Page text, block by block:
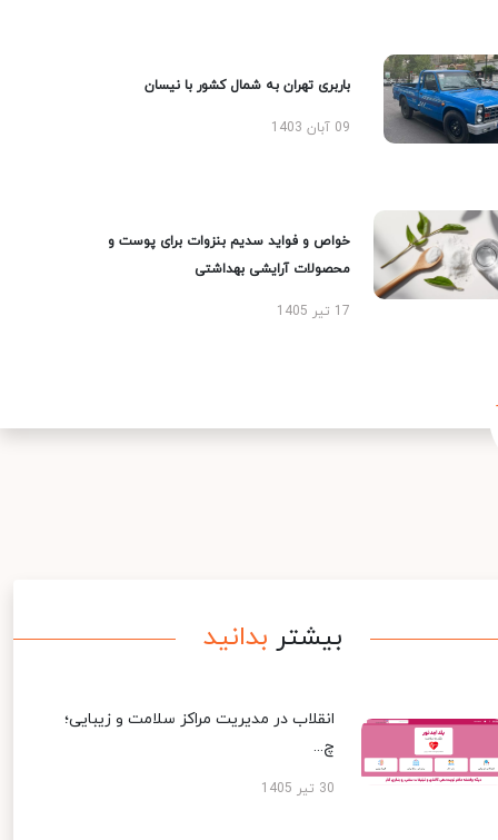
باربری تهران به شمال کشور با نیسان
09 آبان 1403
خواص و فواید سدیم بنزوات برای پوست و
محصولات آرایشی بهداشتی
17 تیر 1405
بیشتر بدانید
انقلاب در مدیریت مراکز سلامت و زیبایی؛
چ...
30 تیر 1405